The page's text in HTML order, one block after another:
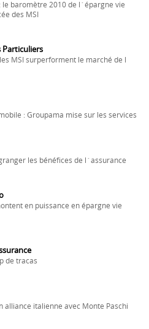
le baromètre 2010 de l´épargne vie
des MSI
Particuliers
MSI surperforment le marché de l
: Groupama mise sur les services
les bénéfices de l´assurance
en puissance en épargne vie
de tracas
alliance italienne avec Monte Paschi